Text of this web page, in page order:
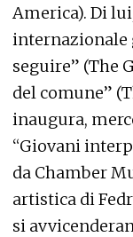
America). Di
internazionale
seguire” (The
del comune”
inaugura,
“Giovani
da Chamber
artistica di
si